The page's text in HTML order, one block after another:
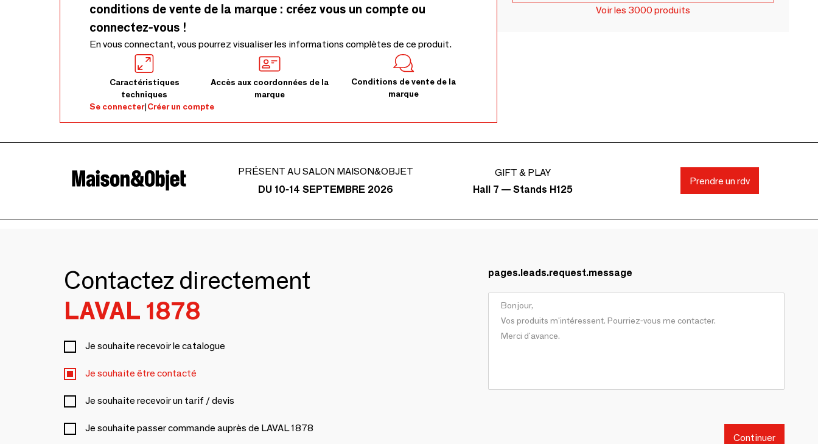
conditions de vente de la marque : créez vous un compte ou
connectez-vous !
En vous connectant, vous pourrez visualiser les informations complètes de ce produit.
Caractéristiques
techniques
Accès aux coordonnées de la
marque
Conditions de vente de la
marque
Se connecter|Créer un compte
Voir les 3000 produits
PRÉSENT AU SALON MAISON&OBJET
DU 10-14 SEPTEMBRE 2026
GIFT & PLAY
Hall 7 — Stands H125
Prendre un rdv
Contactez directement
LAVAL 1878
Je souhaite recevoir le catalogue
Je souhaite être contacté
Je souhaite recevoir un tarif / devis
Je souhaite passer commande auprès de LAVAL 1878
pages.leads.request.message
Continuer